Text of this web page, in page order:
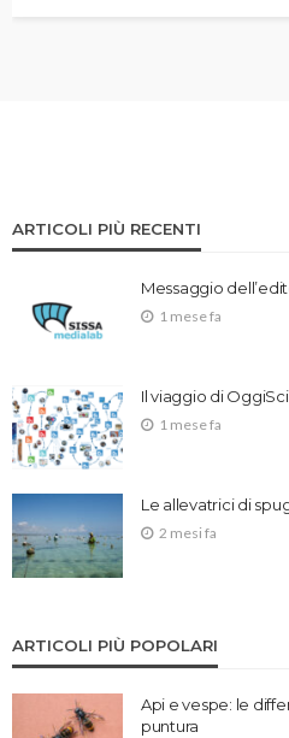
ARTICOLI PIÙ RECENTI
Messaggio
1 mese fa
Il viaggio di
1 mese fa
Le allevatrici di
2 mesi fa
ARTICOLI PIÙ POPOLARI
Api e vespe: le
puntura